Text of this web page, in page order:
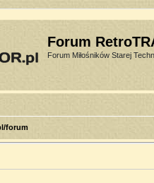
Forum
Forum Miłośników Starej
forum